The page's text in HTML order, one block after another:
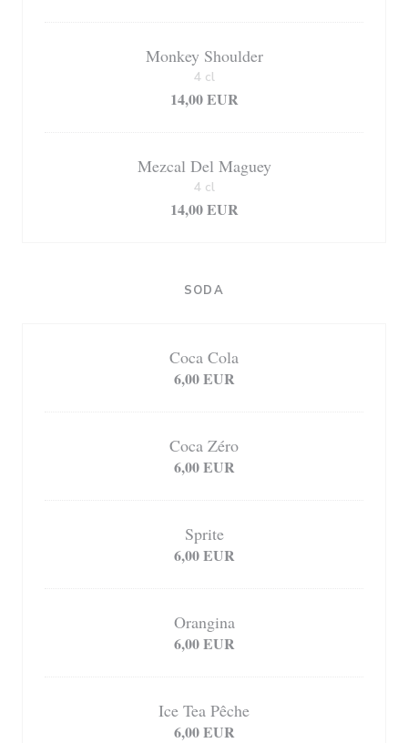
Monkey Shoulder
14,00 EUR
4 cl
Mezcal Del Maguey
14,00 EUR
4 cl
SODA
Coca Cola
6,00 EUR
Coca Zéro
6,00 EUR
Sprite
6,00 EUR
Orangina
6,00 EUR
Ice Tea Pêche
6,00 EUR